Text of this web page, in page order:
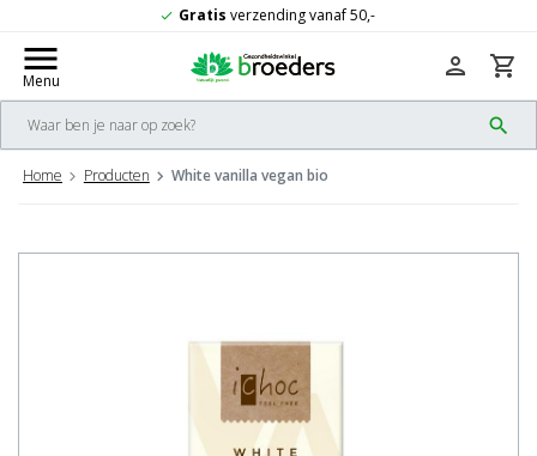
check Gratis verzending vanaf 50,-
menu
Menu
search
person shopping_cart
Home Producten White vanilla vegan bio